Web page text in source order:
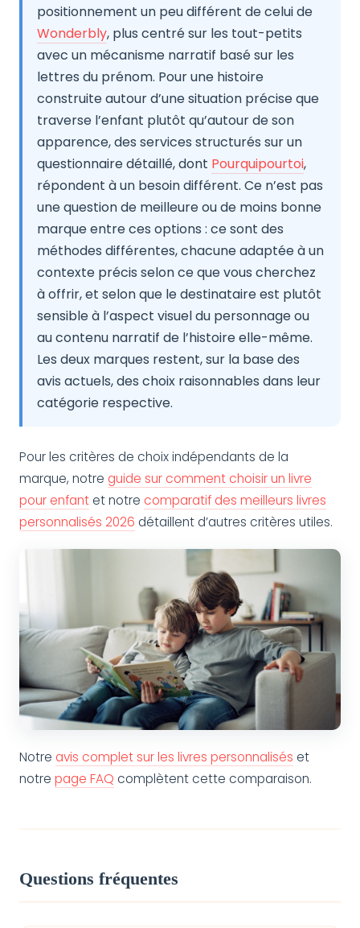
positionnement un peu différent de celui de
Wonderbly, plus centré sur les tout-petits
avec un mécanisme narratif basé sur les
lettres du prénom. Pour une histoire
construite autour d’une situation précise que
traverse l’enfant plutôt qu’autour de son
apparence, des services structurés sur un
questionnaire détaillé, dont Pourquipourtoi,
répondent à un besoin différent. Ce n’est pas
une question de meilleure ou de moins bonne
marque entre ces options : ce sont des
méthodes différentes, chacune adaptée à un
contexte précis selon ce que vous cherchez
à offrir, et selon que le destinataire est plutôt
sensible à l’aspect visuel du personnage ou
au contenu narratif de l’histoire elle-même.
Les deux marques restent, sur la base des
avis actuels, des choix raisonnables dans leur
catégorie respective.
Pour les critères de choix indépendants de la
marque, notre guide sur comment choisir un livre
pour enfantet notre comparatif des meilleurs livres
personnalisés 2026 détaillent d’autres critères utiles.
Notre avis complet sur les livres personnalisés et
notre page FAQ complètent cette comparaison.
Questions fréquentes